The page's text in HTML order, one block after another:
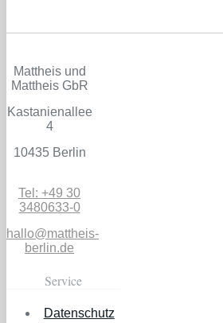
Mattheis und
Mattheis GbR
Kastanienallee
4
10435 Berlin
Tel: +49 30
3480633-0
hallo@mattheis-
berlin.de
Service
Datenschutz